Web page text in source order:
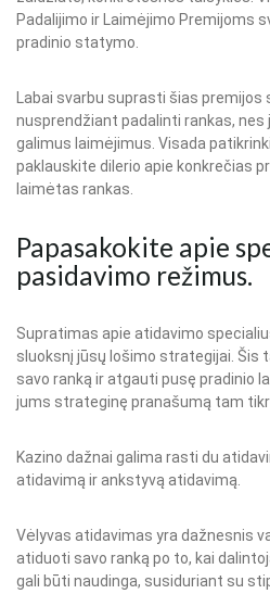
Padalijimo ir Laimėjimo Premijoms
pradinio statymo.
Labai svarbu suprasti šias
nusprendžiant padalinti rankas, nes
galimus laimėjimus. Visada
paklauskite dilerio apie konkrečias
laimėtas rankas.
Papasakokite apie
pasidavimo režimus.
Supratimas apie atidavimo
sluoksnį jūsų lošimo strategijai. Šis
savo ranką ir atgauti pusę pradinio
jums strateginę pranašumą tam
Kazino dažnai galima rasti du
atidavimą ir ankstyvą atidavimą.
Vėlyvas atidavimas yra dažnesnis
atiduoti savo ranką po to, kai
gali būti naudinga, susiduriant su